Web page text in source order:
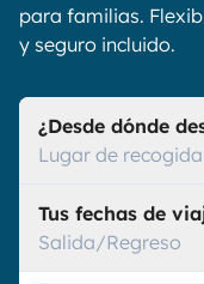
para familias.
y seguro incluido.
¿Desde dónde
Lugar de recogida
Tus fechas de
Salida/Regreso